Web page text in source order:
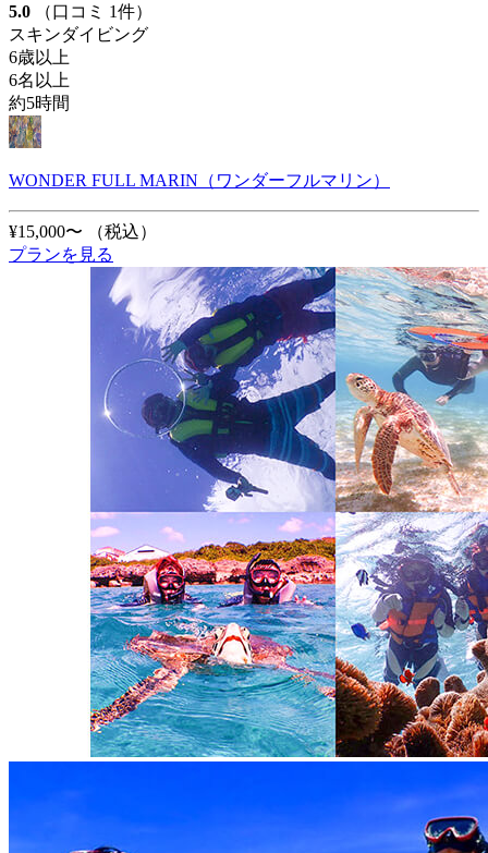
5.0
（口コミ 1件）
スキンダイビング
6歳以上
6名以上
約5時間
WONDER FULL MARIN（ワンダーフルマリン）
¥15,000〜
（税込）
プランを見る